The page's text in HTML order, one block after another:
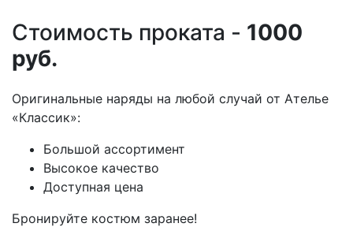
Стоимость проката - 1000
руб.
Оригинальные наряды на любой случай от Ателье
«Классик»:
Большой ассортимент
Высокое качество
Доступная цена
Бронируйте костюм заранее!